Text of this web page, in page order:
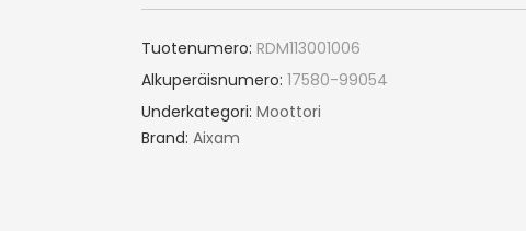
Tuotenumero: RDM113001006
Alkuperäisnumero: 17580-99054
Underkategori: Moottori
Brand: Aixam